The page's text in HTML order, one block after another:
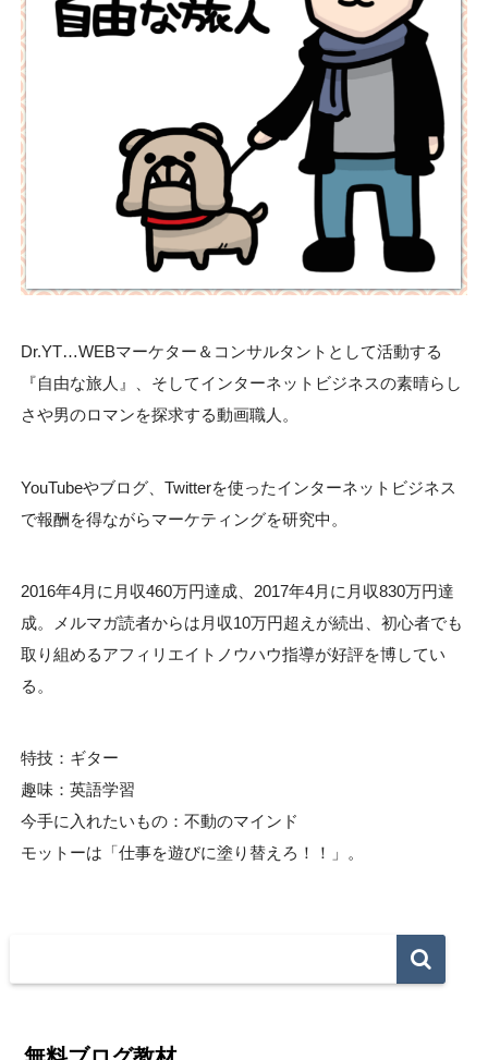
Dr.YT…WEBマーケター＆コンサルタントとして活動する
『自由な旅人』、そしてインターネットビジネスの素晴らし
さや男のロマンを探求する動画職人。
YouTubeやブログ、Twitterを使ったインターネットビジネス
で報酬を得ながらマーケティングを研究中。
2016年4月に月収460万円達成、2017年4月に月収830万円達
成。メルマガ読者からは月収10万円超えが続出、初心者でも
取り組めるアフィリエイトノウハウ指導が好評を博してい
る。
特技：ギター
趣味：英語学習
今手に入れたいもの：不動のマインド
モットーは「仕事を遊びに塗り替えろ！！」。